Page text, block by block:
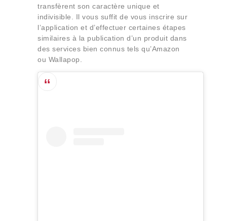
transfèrent son caractère unique et
indivisible. Il vous suffit de vous inscrire sur
l’application et d’effectuer certaines étapes
similaires à la publication d’un produit dans
des services bien connus tels qu’Amazon
ou Wallapop.